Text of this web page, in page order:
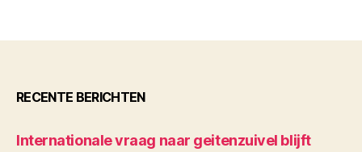
RECENTE BERICHTEN
Internationale vraag naar geitenzuivel blijft